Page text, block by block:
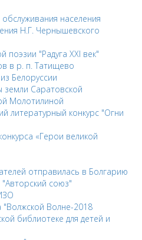
населения
Н.Г. Чернышевского
поэзии "Радуга XXI век"
в р. п. Татищево
Белоруссии
земли Саратовской
Молотилиной
литературный конкурс "Огни
«Герои великой
отправилась в Болгарию
союз"
Волне-2018
библиотеке для детей и